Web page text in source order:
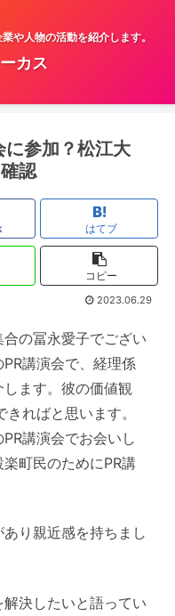
や人物の活動を紹介します。
カス
に参加？松江大
認
はてブ
コピー
2023.06.29
の冨永愛子でござい
講演会で、経理係
ます。彼の価値観
ればと思います。
講演会でお会いし
町民のためにPR講
り親近感を持ちまし
決したいと語ってい